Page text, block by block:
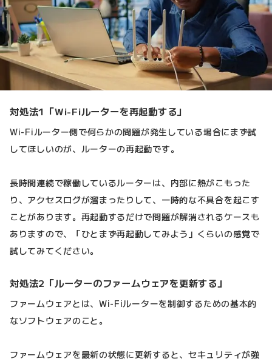
対処法1「Wi-Fiルーターを再起動する」
Wi-Fiルーター側で何らかの問題が発生している場合にまず試
してほしいのが、ルーターの再起動です。
長時間連続で稼働しているルーターは、内部に熱がこもった
り、アクセスログが溜まったりして、一時的な不具合を起こす
ことがあります。再起動するだけで問題が解消されるケースも
ありますので、「ひとまず再起動してみよう」くらいの感覚で
試してみてください。
対処法2「ルーターのファームウェアを更新する」
ファームウェアとは、Wi-Fiルーターを制御するための基本的
なソフトウェアのこと。
ファームウェアを最新の状態に更新すると、セキュリティが強